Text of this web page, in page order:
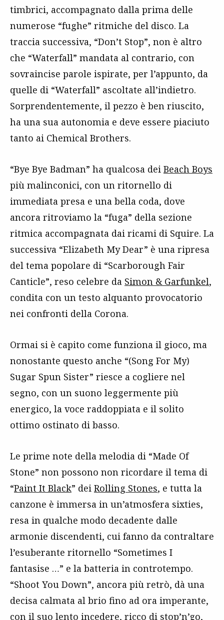
timbrici, accompagnato dalla prima delle
numerose “fughe” ritmiche del disco. La
traccia successiva, “Don’t Stop”, non è altro
che “Waterfall” mandata al contrario, con
sovraincise parole ispirate, per l’appunto, da
quelle di “Waterfall” ascoltate all’indietro.
Sorprendentemente, il pezzo è ben riuscito,
ha una sua autonomia e deve essere piaciuto
tanto ai Chemical Brothers.
“Bye Bye Badman” ha qualcosa dei Beach Boys
più malinconici, con un ritornello di
immediata presa e una bella coda, dove
ancora ritroviamo la “fuga” della sezione
ritmica accompagnata dai ricami di Squire. La
successiva “Elizabeth My Dear” è una ripresa
del tema popolare di “Scarborough Fair
Canticle”, reso celebre da Simon & Garfunkel,
condita con un testo alquanto provocatorio
nei confronti della Corona.
Ormai si è capito come funziona il gioco, ma
nonostante questo anche “(Song For My)
Sugar Spun Sister” riesce a cogliere nel
segno, con un suono leggermente più
energico, la voce raddoppiata e il solito
ottimo ostinato di basso.
Le prime note della melodia di “Made Of
Stone” non possono non ricordare il tema di
“Paint It Black” dei Rolling Stones, e tutta la
canzone è immersa in un’atmosfera sixties,
resa in qualche modo decadente dalle
armonie discendenti, cui fanno da contraltare
l’esuberante ritornello “Sometimes I
fantasise …” e la batteria in controtempo.
“Shoot You Down”, ancora più retrò, dà una
decisa calmata al brio fino ad ora imperante,
con il suo lento incedere, ricco di stop’n’go,